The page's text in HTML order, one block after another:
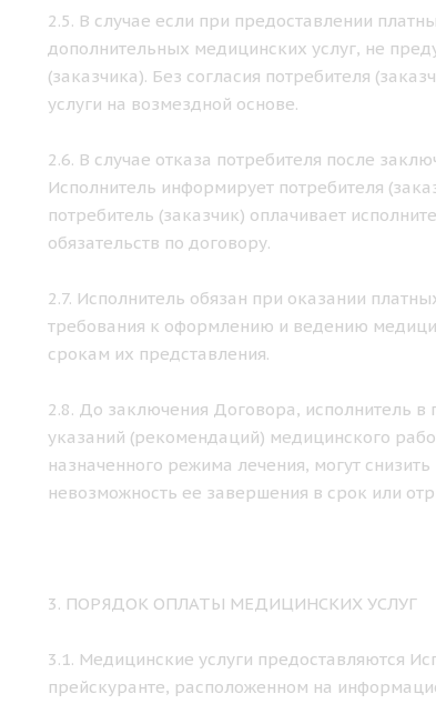
2.5. В случае если при предоставлении
дополнительных медицинских услуг, не
(заказчика). Без согласия потребителя
услуги на возмездной основе.
2.6. В случае отказа потребителя после
Исполнитель информирует потребителя
потребитель (заказчик) оплачивает
обязательств по договору.
2.7. Исполнитель обязан при оказании
требования к оформлению и ведению
срокам их представления.
2.8. До заключения Договора, исполнитель
указаний (рекомендаций) медицинского
назначенного режима лечения, могут
невозможность ее завершения в срок или
3. ПОРЯДОК ОПЛАТЫ МЕДИЦИНСКИХ УСЛУГ
3.1. Медицинские услуги предоставляются
прейскуранте, расположенном на